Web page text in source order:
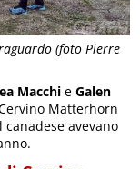
(foto Pierre
Macchi eGalen
Matterhorn
canadese avevano